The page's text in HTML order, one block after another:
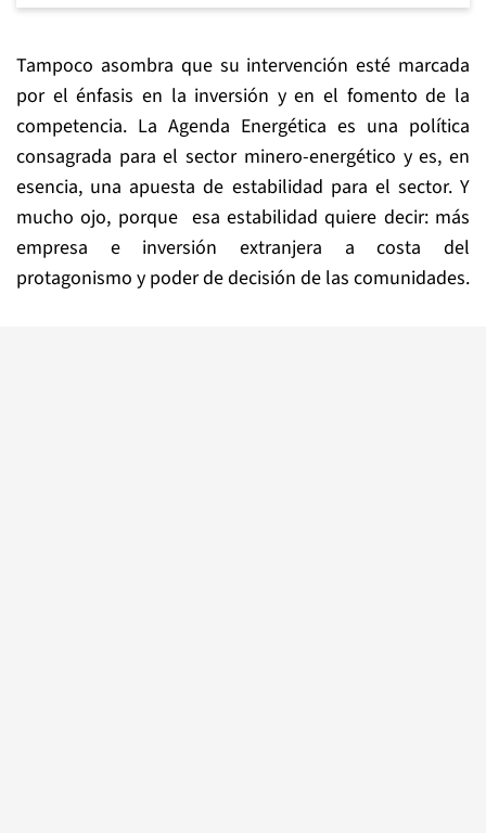
Tampoco asombra que su intervención esté marcada
por el énfasis en la inversión y en el fomento de la
competencia. La Agenda Energética es una política
consagrada para el sector minero-energético y es, en
esencia, una apuesta de estabilidad para el sector. Y
mucho ojo, porque esa estabilidad quiere decir: más
empresa e inversión extranjera a costa del
protagonismo y poder de decisión de las comunidades.